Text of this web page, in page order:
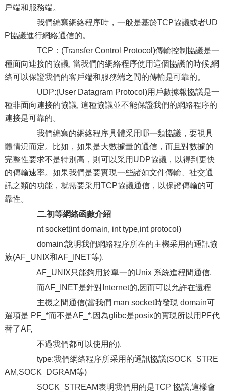
戶端和服務端。
我們編寫網絡程序時，一般是基於TCP協議或者UD
P協議進行網絡通信的。
TCP：(Transfer Control Protocol)傳輸控制協議是一
種面向連接的協議, 當我們的網絡程序使用這個協議的時候,網
絡可以保證我們的客戶端和服務端之間的傳輸是可靠的。
UDP:(User Datagram Protocol)用戶數據報協議是一
種非面向連接的協議, 這種協議並不能保證我們的網絡程序的
連接是可靠的。
我們編寫的網絡程序具體采用哪一類協議，要視具
體情況而定。比如，如果是大數據量的通信，而且對數據的
完整性要求不是特別高，則可以采用UDP協議，以得到更快
的傳輸速率。如果我們是要實現一些諸如文件傳輸、社交通
訊之類的功能，就需要采用TCP協議通信，以保證傳輸的可
靠性。
二.初等網絡函數介紹
nt socket(int domain, int type,int protocol)
domain:說明我們網絡程序所在的主機采用的通訊協
族(AF_UNIX和AF_INET等).
AF_UNIX只能夠用於單一的Unix 系統進程間通信,
而AF_INET是針對Internet的,因而可以允許在遠程
主機之間通信(當我們 man socket時發現 domain可
選項是 PF_*而不是AF_*,因為glibc是posix的實現所以用PF代
替了AF,
不過我們都可以使用的).
type:我們網絡程序所采用的通訊協議(SOCK_STRE
AM,SOCK_DGRAM等)
SOCK_STREAM表明我們用的是TCP 協議,這樣會